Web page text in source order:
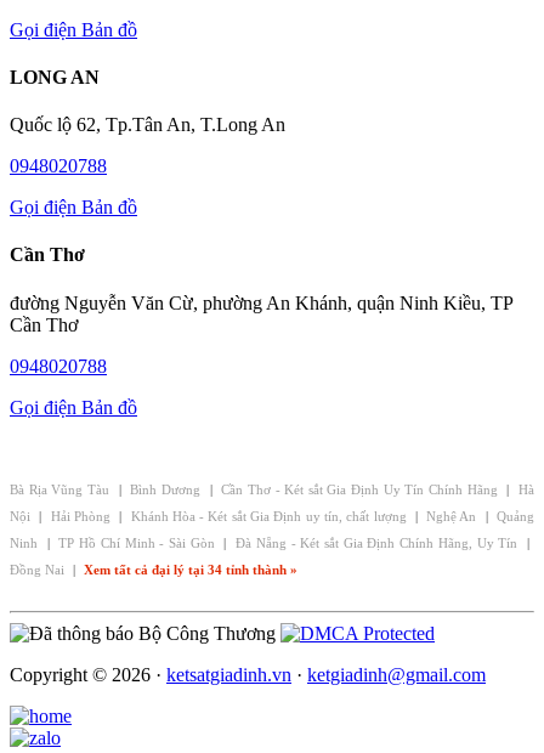
Gọi điện Bản đồ
LONG AN
Quốc lộ 62, Tp.Tân An, T.Long An
0948020788
Gọi điện Bản đồ
Cần Thơ
đường Nguyễn Văn Cừ, phường An Khánh, quận Ninh Kiều, TP
Cần Thơ
0948020788
Gọi điện Bản đồ
Bà Rịa Vũng Tàu | Bình Dương | Cần Thơ - Két sắt Gia Định Uy Tín Chính Hãng |
Hà
Nội
| Hải Phòng | Khánh Hòa - Két sắt Gia Định uy tín, chất lượng | Nghệ An |
Quảng
Ninh
| TP Hồ Chí Minh - Sài Gòn | Đà Nẵng - Két sắt Gia Định Chính Hãng, Uy Tín
|
Đồng Nai
| Xem tất cả đại lý tại 34 tỉnh thành »
Copyright © 2026 · ketsatgiadinh.vn · ketgiadinh@gmail.com